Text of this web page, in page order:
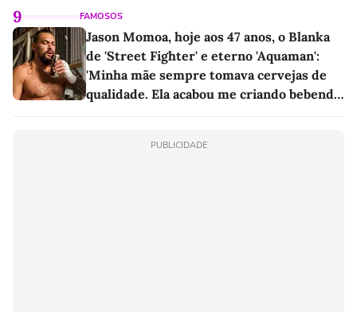
9 FAMOSOS
Jason Momoa, hoje aos 47 anos, o Blanka
de 'Street Fighter' e eterno 'Aquaman':
'Minha mãe sempre tomava cervejas de
qualidade. Ela acabou me criando bebendo
PUBLICIDADE